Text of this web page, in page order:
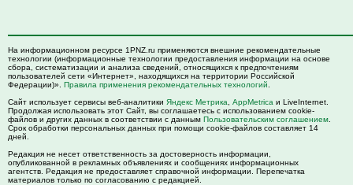
На информационном ресурсе 1PNZ.ru применяются внешние рекомендательные
технологии (информационные технологии предоставления информации на основе
сбора, систематизации и анализа сведений, относящихся к предпочтениям
пользователей сети «Интернет», находящихся на территории Российской
Федерации)». Правила применения рекомендательных технологий
Сайт использует сервисы веб-аналитики Яндекс Метрика AppMetrica и LiveInternet.
Продолжая использовать этот Сайт, вы соглашаетесь с использованием cookie-
файлов и других данных в соответствии с данным Пользовательским соглашением
Срок обработки персональных данных при помощи cookie-файлов составляет 14
дней.
Редакция не несет ответственность за достоверность информации,
опубликованной в рекламных объявлениях и сообщениях информационных
агентств. Редакция не предоставляет справочной информации. Перепечатка
материалов только по согласованию с редакцией.